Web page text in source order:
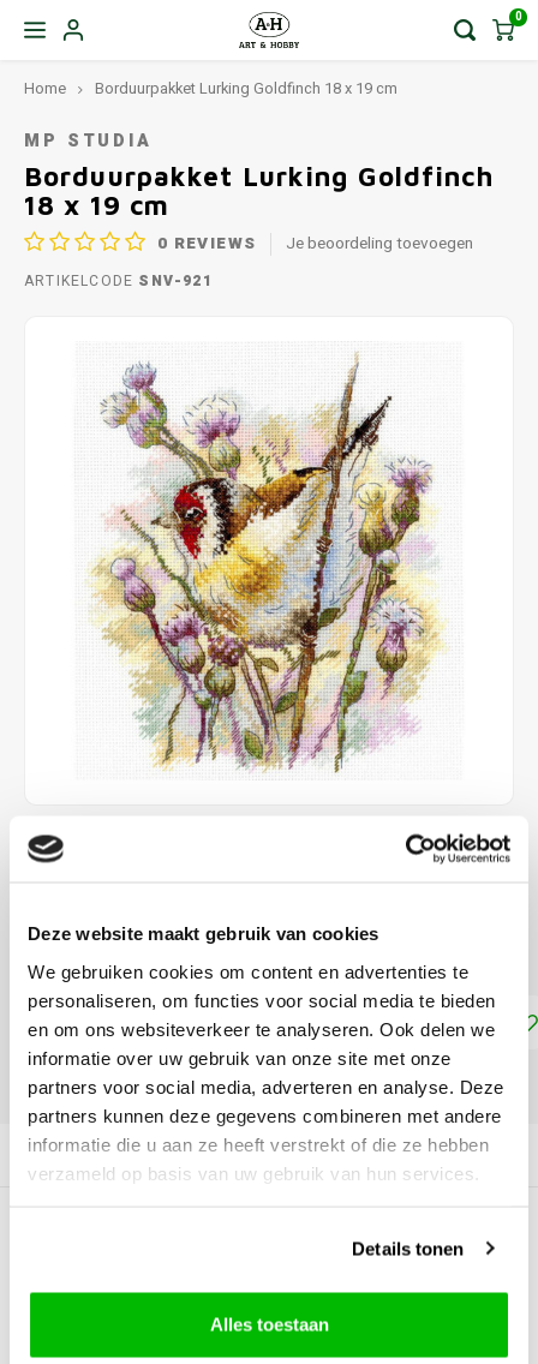
Deze website maakt gebruik van cookies
We gebruiken cookies om content en advertenties te
personaliseren, om functies voor social media te bieden
en om ons websiteverkeer te analyseren. Ook delen we
informatie over uw gebruik van onze site met onze
partners voor social media, adverteren en analyse. Deze
partners kunnen deze gegevens combineren met andere
informatie die u aan ze heeft verstrekt of die ze hebben
verzameld op basis van uw gebruik van hun services.
Details tonen
Alles toestaan
0
Home Borduurpakket Lurking Goldfinch 18 x 19 cm
MP STUDIA
Borduurpakket Lurking Goldfinch
18 x 19 cm
0 REVIEWS Je beoordeling toevoegen
ARTIKELCODE SNV-921
€28,30
Lees meer
Toevoegen aan winkelwagen
DELEN:
Productomschrijving
0Reviews